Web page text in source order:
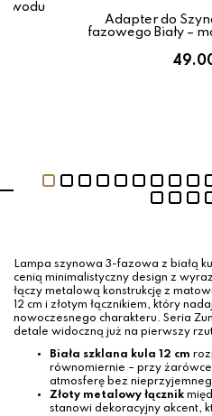
Adapter do
fazowego Biały –
Lampa szynowa 3-fazowa z białą
cenią minimalistyczny design z
łączy metalową konstrukcję z
12 cm i złotym łącznikiem, który
nowoczesnego charakteru. Seria
detale widoczną już na pierwszy
Biała szklana kula 12 cm
równomiernie – przy
atmosferę bez
Złoty metalowy łącznik
stanowi dekoracyjny akcent,